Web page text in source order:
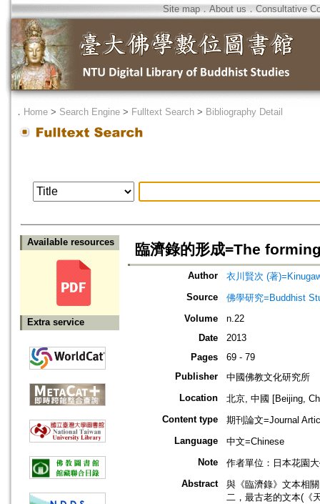
Site map．About us ． Consultative
． Home > Search Engine > Fulltext Search > Bibliography Detail
Available resources
Extra service
臨濟錄的形成=The
Author
衣川賢次 (著
Source
佛學研究=Buddhist
Volume
n.22
Date
2013
Pages
69 - 79
Publisher
中國佛教文化研究所
Location
北京, 中國 [Beijing,
Content type
期刊論文=Journal
Language
中文=Chinese
Note
作者單位：日本花園
Abstract
與《臨濟錄》文本相
二，最古老的文本(《